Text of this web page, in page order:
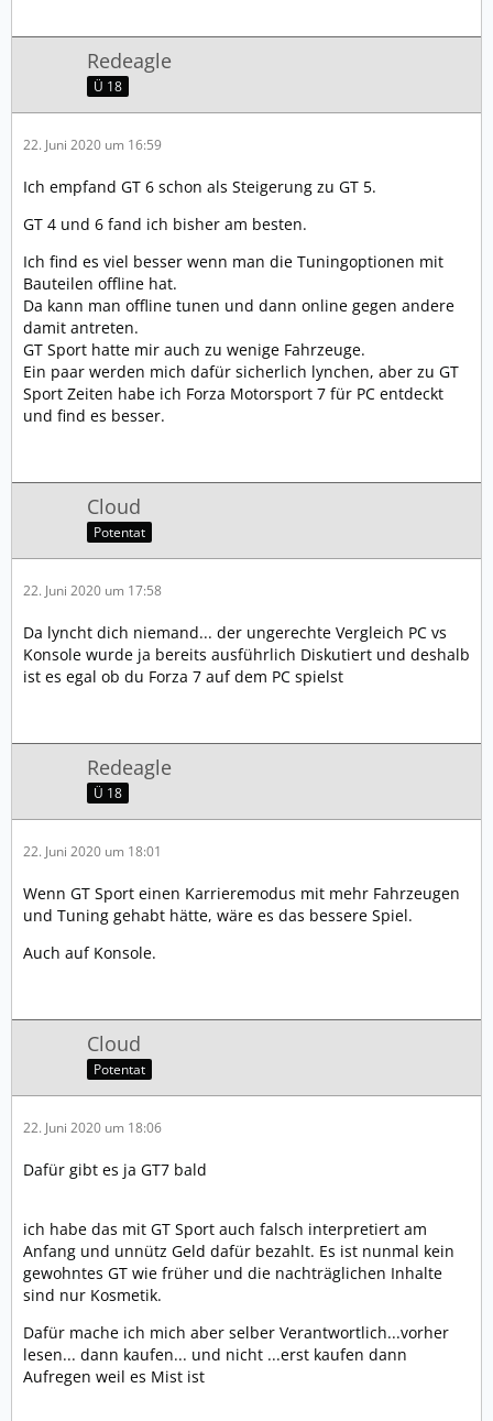
Redeagle
Ü 18
22. Juni 2020 um 16:59
Ich empfand GT 6 schon als Steigerung zu GT 5.
GT 4 und 6 fand ich bisher am besten.
Ich find es viel besser wenn man die Tuningoptionen mit
Bauteilen offline hat.
Da kann man offline tunen und dann online gegen andere
damit antreten.
GT Sport hatte mir auch zu wenige Fahrzeuge.
Ein paar werden mich dafür sicherlich lynchen, aber zu GT
Sport Zeiten habe ich Forza Motorsport 7 für PC entdeckt
und find es besser.
Cloud
Potentat
22. Juni 2020 um 17:58
Da lyncht dich niemand... der ungerechte Vergleich PC vs
Konsole wurde ja bereits ausführlich Diskutiert und deshalb
ist es egal ob du Forza 7 auf dem PC spielst
Redeagle
Ü 18
22. Juni 2020 um 18:01
Wenn GT Sport einen Karrieremodus mit mehr Fahrzeugen
und Tuning gehabt hätte, wäre es das bessere Spiel.
Auch auf Konsole.
Cloud
Potentat
22. Juni 2020 um 18:06
Dafür gibt es ja GT7 bald
ich habe das mit GT Sport auch falsch interpretiert am
Anfang und unnütz Geld dafür bezahlt. Es ist nunmal kein
gewohntes GT wie früher und die nachträglichen Inhalte
sind nur Kosmetik.
Dafür mache ich mich aber selber Verantwortlich...vorher
lesen... dann kaufen... und nicht ...erst kaufen dann
Aufregen weil es Mist ist